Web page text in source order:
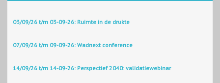
03/09/26 t/m 03-09-26: Ruimte in de drukte
07/09/26 t/m 09-09-26: Wadnext conference
14/09/26 t/m 14-09-26: Perspectief 2040: validatiewebinar